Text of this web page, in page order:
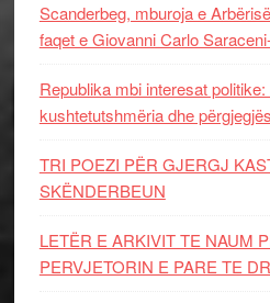
Scanderbeg, mburoja e
faqet e Giovanni Carlo
Republika mbi interesat
kushtetutshmëria dhe
TRI POEZI PËR GJERGJ
SKËNDERBEUN
LETËR E ARKIVIT TE NAUM
PERVJETORIN E PARE TE